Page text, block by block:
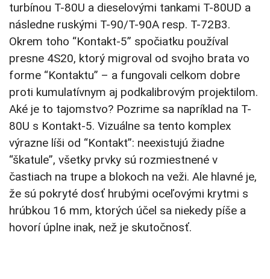
turbínou T-80U a dieselovými tankami T-80UD a
následne ruskými T-90/T-90A resp. T-72B3.
Okrem toho “Kontakt-5” spočiatku používal
presne 4S20, ktorý migroval od svojho brata vo
forme “Kontaktu” – a fungovali celkom dobre
proti kumulatívnym aj podkalibrovým projektilom.
Aké je to tajomstvo? Pozrime sa napríklad na T-
80U s Kontakt-5. Vizuálne sa tento komplex
výrazne líši od “Kontakt”: neexistujú žiadne
“škatule”, všetky prvky sú rozmiestnené v
častiach na trupe a blokoch na veži. Ale hlavné je,
že sú pokryté dosť hrubými oceľovými krytmi s
hrúbkou 16 mm, ktorých účel sa niekedy píše a
hovorí úplne inak, než je skutočnosť.